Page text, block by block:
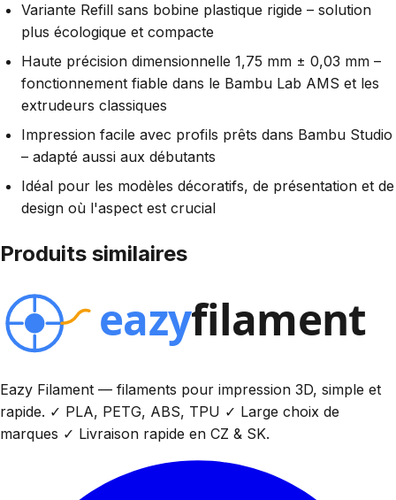
Variante Refill sans bobine plastique rigide – solution
plus écologique et compacte
Haute précision dimensionnelle 1,75 mm ± 0,03 mm –
fonctionnement fiable dans le Bambu Lab AMS et les
extrudeurs classiques
Impression facile avec profils prêts dans Bambu Studio
– adapté aussi aux débutants
Idéal pour les modèles décoratifs, de présentation et de
design où l'aspect est crucial
Produits similaires
Eazy Filament — filaments pour impression 3D, simple et
rapide. ✓ PLA, PETG, ABS, TPU ✓ Large choix de
marques ✓ Livraison rapide en CZ & SK.